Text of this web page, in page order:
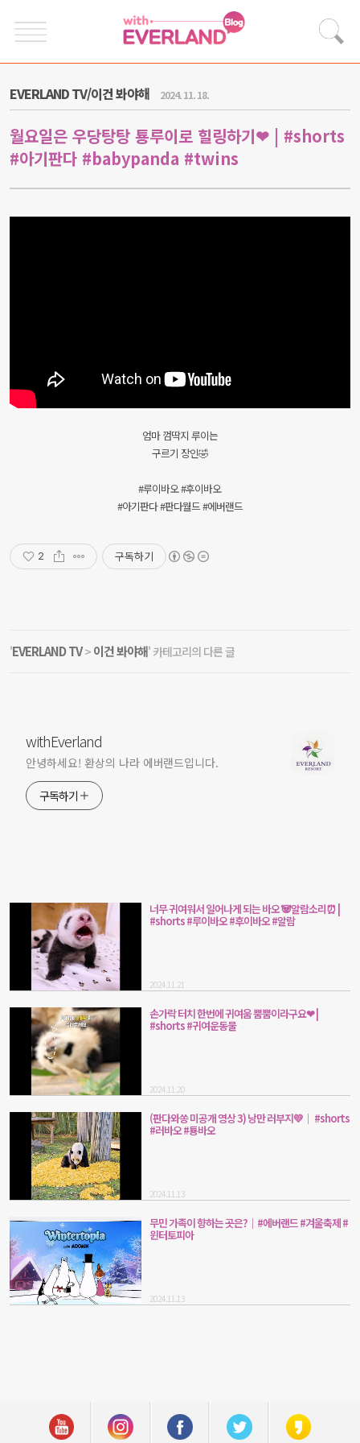
EVERLAND TV/이건 봐야해 2024. 11. 18.
월요일은 우당탕탕 툥루이로 힐링하기❤ | #shorts
#아기판다 #babypanda #twins
엄마 껌딱지 루이는
구르기 장인🤣
#루이바오 #후이바오
#아기판다 #판다월드 #에버랜드
2 구독하기
'EVERLAND TV> 이건 봐야해' 카테고리의 다른 글
withEverland
안녕하세요! 환상의 나라 에버랜드입니다.
구독하기
너무 귀여워서 일어나게 되는 바오 🐼알람소리⏰ |
#shorts #루이바오 #후이바오 #알람
2024.11.21
손가락 터치 한번에 귀여움 뿜뿜이라구요❤ |
#shorts #귀여운동물
2024.11.20
(판다와쏭 미공개 영상 3) 낭만 러부지💛│ #shorts
#러바오 #툥바오
2024.11.13
무민 가족이 향하는 곳은?｜#에버랜드 #겨울축제 #
윈터토피아
2024.11.13